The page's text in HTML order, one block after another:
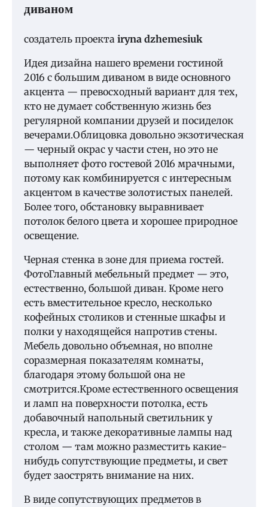
диваном
создатель проекта iryna dzhemesiuk
Идея дизайна нашего времени гостиной
2016 с большим диваном в виде основного
акцента — превосходный вариант для тех,
кто не думает собственную жизнь без
регулярной компании друзей и посиделок
вечерами.Облицовка довольно экзотическая
— черный окрас у части стен, но это не
выполняет фото гостевой 2016 мрачными,
потому как комбинируется с интересным
акцентом в качестве золотистых панелей.
Более того, обстановку выравнивает
потолок белого цвета и хорошее природное
освещение.
Черная стенка в зоне для приема гостей.
ФотоГлавный мебельный предмет — это,
естественно, большой диван. Кроме него
есть вместительное кресло, несколько
кофейных столиков и стенные шкафы и
полки у находящейся напротив стены.
Мебель довольно объемная, но вполне
соразмерная показателям комнаты,
благодаря этому большой она не
смотрится.Кроме естественного освещения
и ламп на поверхности потолка, есть
добавочный напольный светильник у
кресла, и также декоративные лампы над
столом — там можно разместить какие-
нибудь сопутствующие предметы, и свет
будет заострять внимание на них.
В виде сопутствующих предметов в